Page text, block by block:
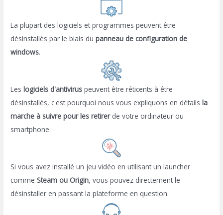
La plupart des logiciels et programmes peuvent être
désinstallés par le biais dupanneau de configuration de
windows.
Leslogiciels d'antivirus peuvent être réticents à être
désinstallés, c'est pourquoi nous vous expliquons en détailsla
marche à suivre pour les retirerde votre ordinateur ou
smartphone.
Si vous avez installé un jeu vidéo en utilisant un launcher
commeSteam ou Origin, vous pouvez directement le
désinstaller en passant la plateforme en question.